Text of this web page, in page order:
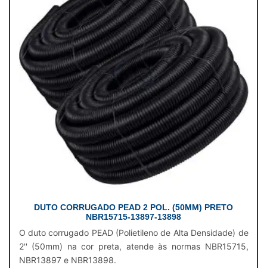
DUTO CORRUGADO PEAD 2 POL. (50MM) PRETO
NBR15715-13897-13898
O duto corrugado PEAD (Polietileno de Alta Densidade) de
2'' (50mm) na cor preta, atende às normas NBR15715,
NBR13897 e NBR13898.